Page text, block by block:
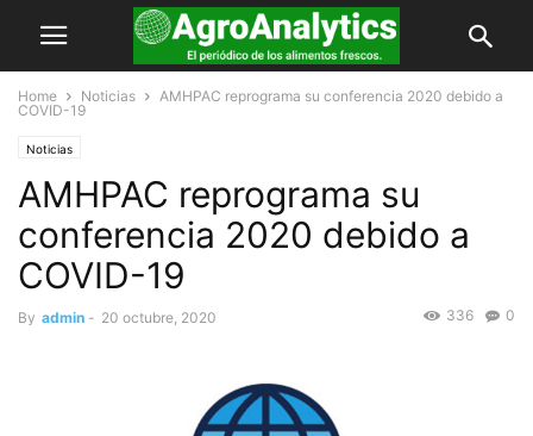
Home Noticias
AMHPAC reprograma su conferencia 2020 debido a
COVID-19
Noticias
AMHPAC reprograma su
conferencia 2020 debido a
COVID-19
By admin - 20 octubre, 2020 0
336